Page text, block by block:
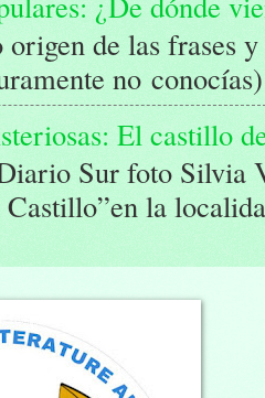
de las frases
no
El castillo
Sur foto Silvia
Castillo”en la